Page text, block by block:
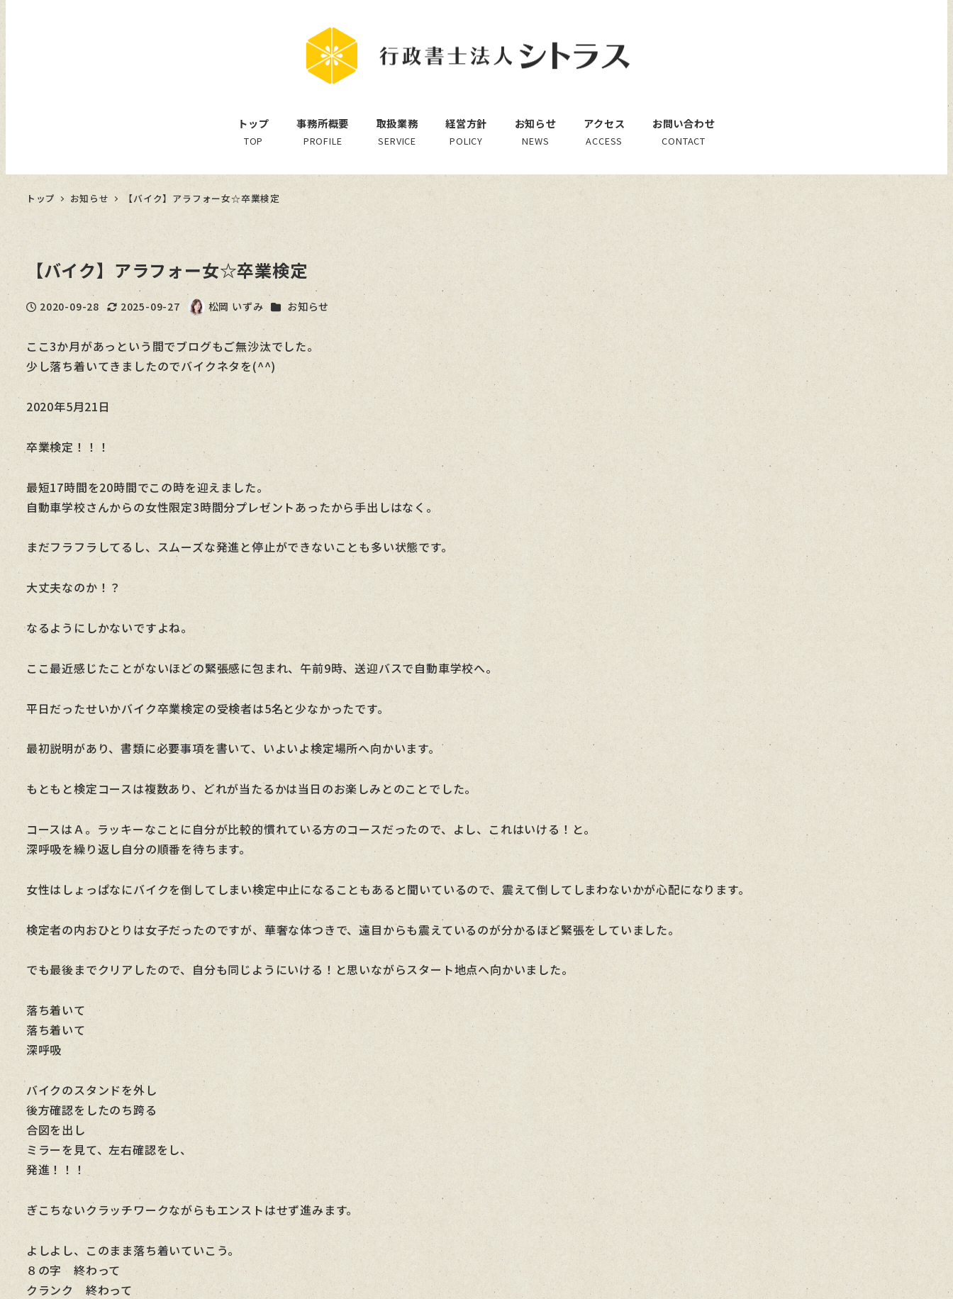
トップ
TOP
事務所概要
PROFILE
取扱業務
SERVICE
経営方針
POLICY
お知らせ
NEWS
アクセス
ACCESS
お問い合わせ
CONTACT
トップ お知らせ 【バイク】アラフォー女☆卒業検定
【バイク】アラフォー女☆卒業検定
投稿日
2020-09-28
更新日
2025-09-27
著
者
松岡 いずみ カテゴリー
お知らせ
ここ3か月があっという間でブログもご無沙汰でした。
少し落ち着いてきましたのでバイクネタを(^^)
2020年5月21日
卒業検定！！！
最短17時間を20時間でこの時を迎えました。
自動車学校さんからの女性限定3時間分プレゼントあったから手出しはなく。
まだフラフラしてるし、スムーズな発進と停止ができないことも多い状態です。
大丈夫なのか！？
なるようにしかないですよね。
ここ最近感じたことがないほどの緊張感に包まれ、午前9時、送迎バスで自動車学校へ。
平日だったせいかバイク卒業検定の受検者は5名と少なかったです。
最初説明があり、書類に必要事項を書いて、いよいよ検定場所へ向かいます。
もともと検定コースは複数あり、どれが当たるかは当日のお楽しみとのことでした。
コースはＡ。ラッキーなことに自分が比較的慣れている方のコースだったので、よし、これはいける！と。
深呼吸を繰り返し自分の順番を待ちます。
女性はしょっぱなにバイクを倒してしまい検定中止になることもあると聞いているので、震えて倒してしまわないかが心配になります。
検定者の内おひとりは女子だったのですが、華奢な体つきで、遠目からも震えているのが分かるほど緊張をしていました。
でも最後までクリアしたので、自分も同じようにいける！と思いながらスタート地点へ向かいました。
落ち着いて
落ち着いて
深呼吸
バイクのスタンドを外し
後方確認をしたのち跨る
合図を出し
ミラーを見て、左右確認をし、
発進！！！
ぎこちないクラッチワークながらもエンストはせず進みます。
よしよし、このまま落ち着いていこう。
８の字 終わって
クランク 終わって